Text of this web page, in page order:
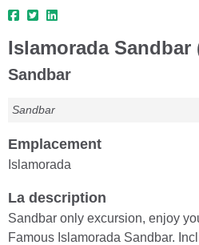
Islamorada Sandbar
Sandbar
Sandbar
Emplacement
Islamorada
La description
Sandbar only excursion, enjoy
Famous Islamorada Sandbar.